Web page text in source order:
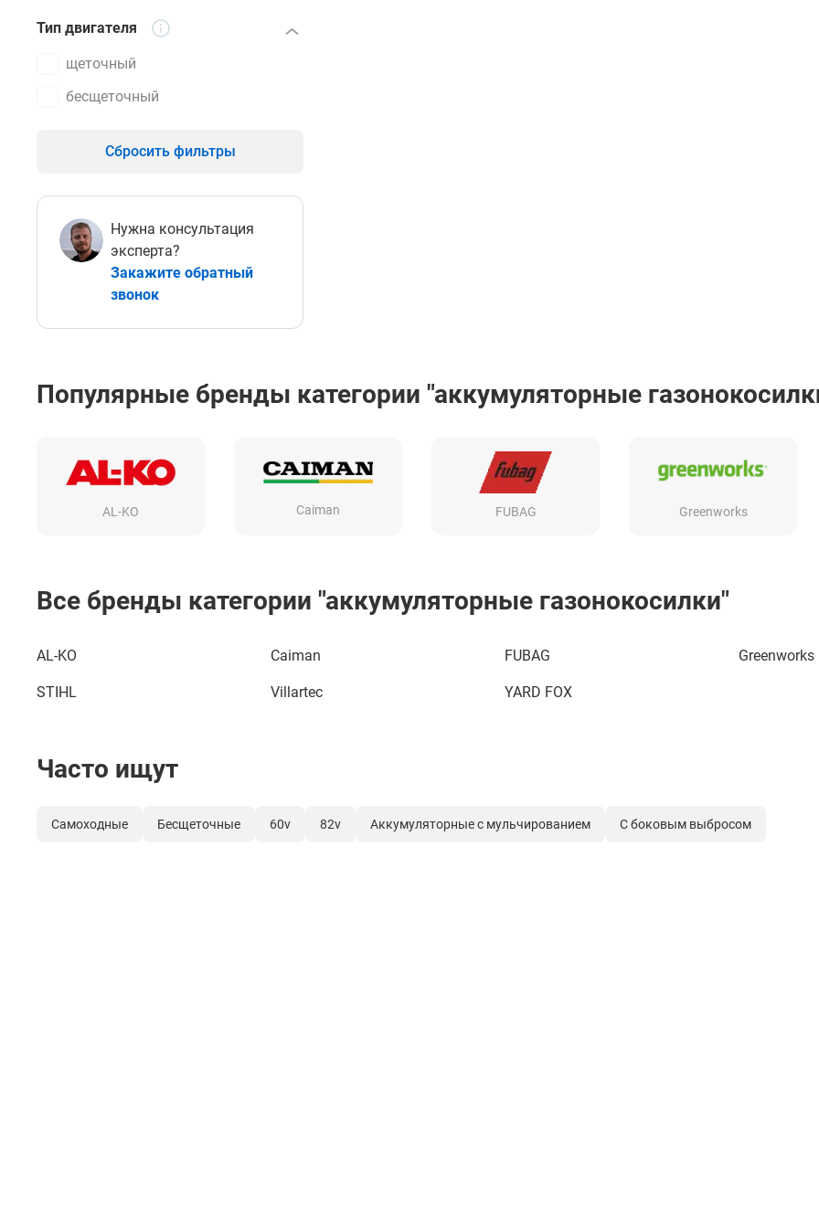
Тип двигателя
щеточный
беcщеточный
Сбросить фильтры
Нужна консультация
эксперта?
Закажите обратный
звонок
Популярные бренды категории "аккумуляторные
AL-KO Caiman FUBAG Greenworks
Все бренды категории "аккумуляторные газонокосилки"
AL-KO Caiman FUBAG Greenworks
STIHL Villartec YARD FOX
Часто ищут
Самоходные Бесщеточные 60v 82v Аккумуляторные с мульчированием С боковым выбросом